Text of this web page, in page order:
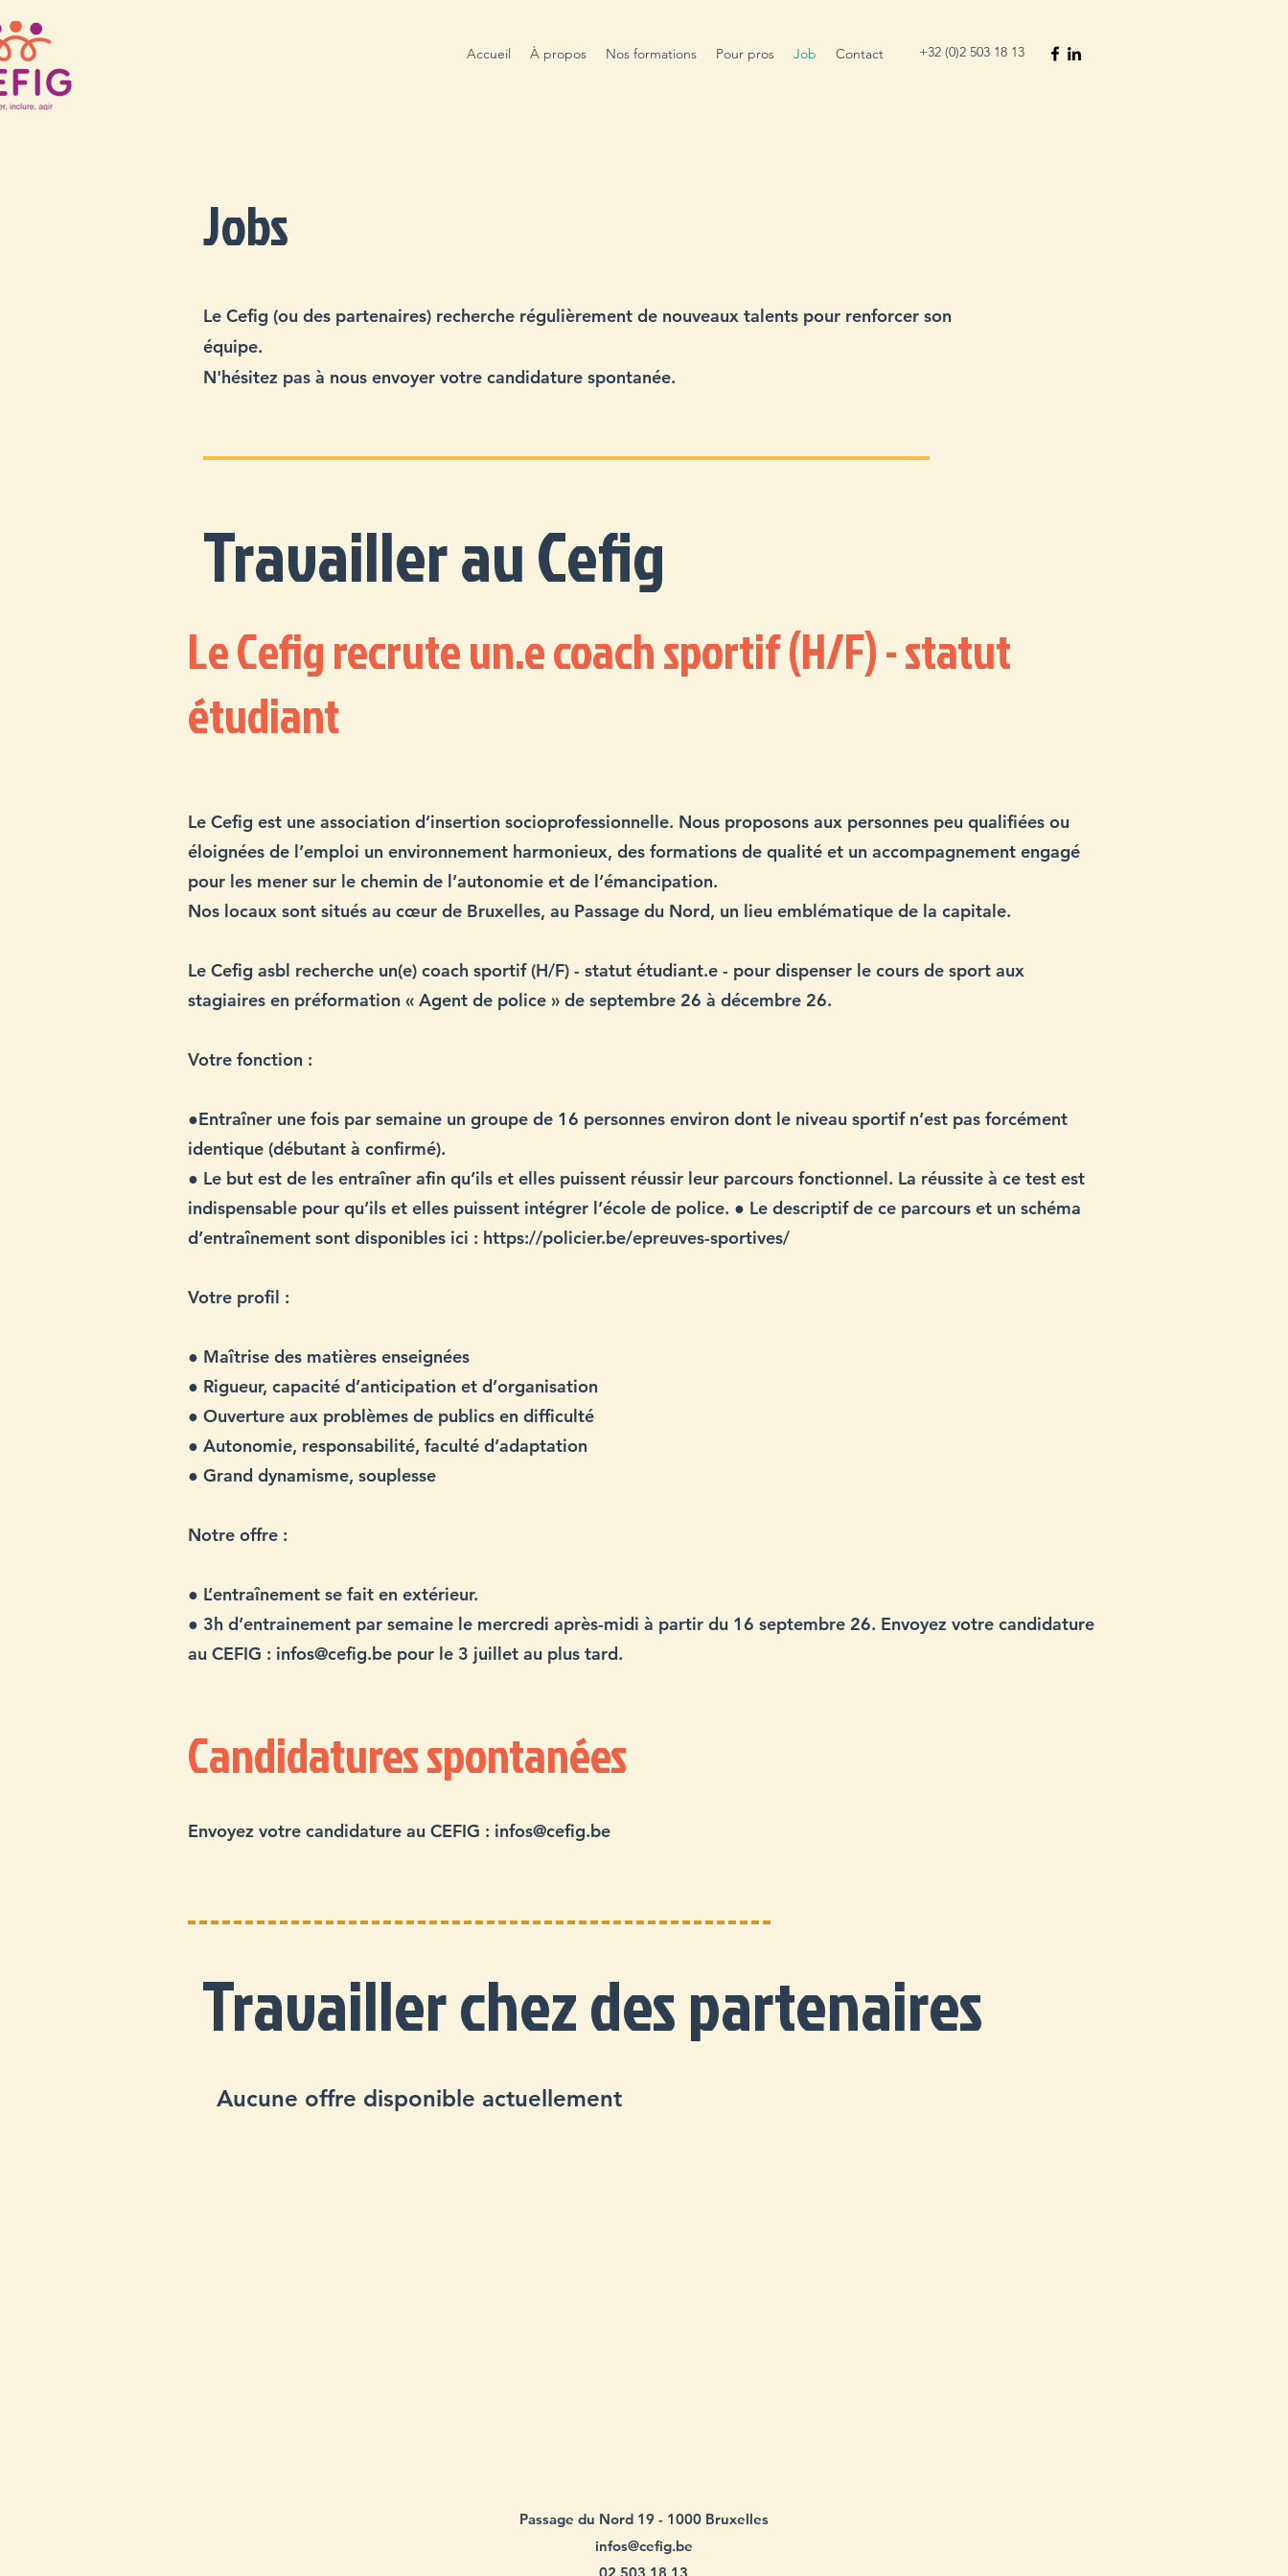
Accueil À propos Nos formations Pour pros Job Contact +32 (0)2 503 18 13
Jobs
Le Cefig (ou des partenaires) recherche régulièrement de nouveaux talents pour renforcer son
équipe.
N'hésitez pas à nous envoyer votre candidature spontanée.
Travailler au Cefig
Le Cefig recrute un.e coach sportif (H/F) - statut
étudiant
Le Cefig est une association d’insertion socioprofessionnelle. Nous proposons aux personnes peu qualifiées ou
éloignées de l’emploi un environnement harmonieux, des formations de qualité et un accompagnement engagé
pour les mener sur le chemin de l’autonomie et de l’émancipation.
Nos locaux sont situés au cœur de Bruxelles, au Passage du Nord, un lieu emblématique de la capitale.
Le Cefig asbl recherche un(e) coach sportif (H/F) - statut étudiant.e - pour dispenser le cours de sport aux
stagiaires en préformation « Agent de police » de septembre 26 à décembre 26.
Votre fonction :
●Entraîner une fois par semaine un groupe de 16 personnes environ dont le niveau sportif n’est pas forcément
identique (débutant à confirmé).
● Le but est de les entraîner afin qu’ils et elles puissent réussir leur parcours fonctionnel. La réussite à ce test est
indispensable pour qu’ils et elles puissent intégrer l’école de police. ● Le descriptif de ce parcours et un schéma
d’entraînement sont disponibles ici : https://policier.be/epreuves-sportives/
Votre profil :
● Maîtrise des matières enseignées
● Rigueur, capacité d’anticipation et d’organisation
● Ouverture aux problèmes de publics en difficulté
● Autonomie, responsabilité, faculté d’adaptation
● Grand dynamisme, souplesse
Notre offre :
● L’entraînement se fait en extérieur.
● 3h d’entrainement par semaine le mercredi après-midi à partir du 16 septembre 26. Envoyez votre candidature
au CEFIG : infos@cefig.be pour le 3 juillet au plus tard.
Candidatures spontanées
Envoyez votre candidature au CEFIG : infos@cefig.be
Travailler chez des partenaires
Aucune offre disponible actuellement
Passage du Nord 19 - 1000 Bruxelles
infos@cefig.be